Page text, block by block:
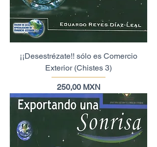
¡¡Desestrézate!! sólo es Comercio
Exterior (Chistes 3)
Precio
250,00 MXN